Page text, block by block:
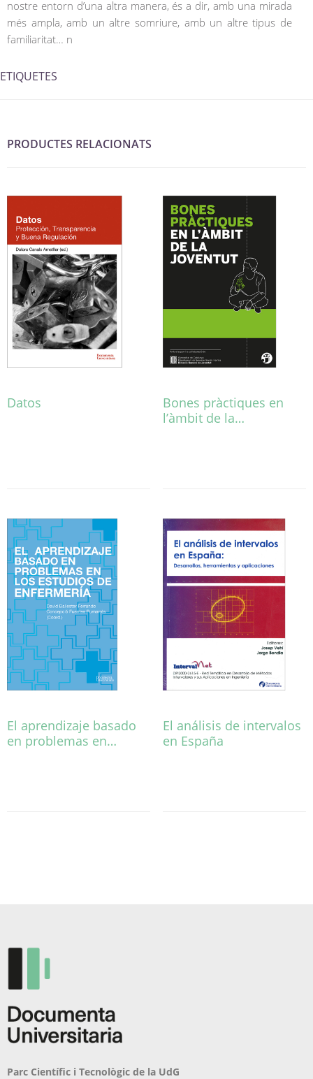
nostre entorn d’una altra manera, és a dir, amb una mirada
més ampla, amb un altre somriure, amb un altre tipus de
familiaritat… n
ETIQUETES
PRODUCTES RELACIONATS
Datos
opcions
es
poden
triar
a
pàgina
del
producte
Bones pràctiques en
l’àmbit de la…
El aprendizaje basado
en problemas en…
pàgina
producte
El análisis de intervalos
en España
Parc Científic i Tecnològic de la UdG